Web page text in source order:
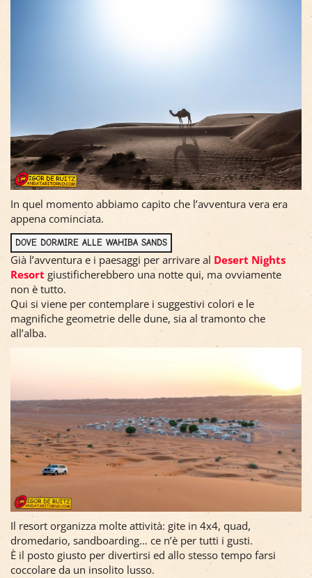
In quel momento abbiamo capito che l’avventura vera era
appena cominciata.
DOVE DORMIRE ALLE WAHIBA SANDS
Già l’avventura e i paesaggi per arrivare al Desert Nights
Resort giustificherebbero una notte qui, ma ovviamente
non è tutto.
Qui si viene per contemplare i suggestivi colori e le
magnifiche geometrie delle dune, sia al tramonto che
all’alba.
Il resort organizza molte attività: gite in 4x4, quad,
dromedario, sandboarding… ce n’è per tutti i gusti.
È il posto giusto per divertirsi ed allo stesso tempo farsi
coccolare da un insolito lusso.